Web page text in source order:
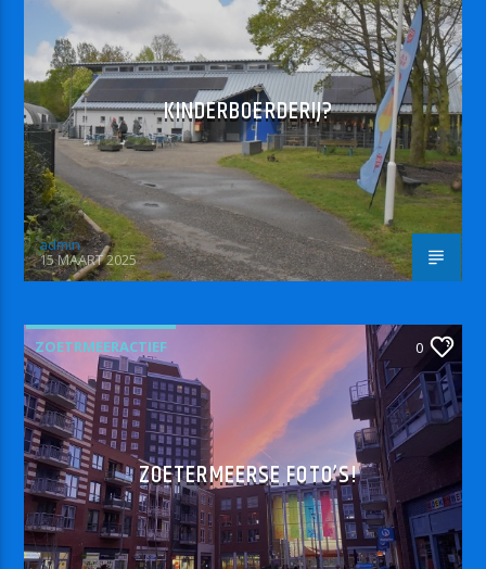
KINDERBOERDERIJ?
admin
15 MAART 2025
ZOETRMEERACTIEF 0
ZOETERMEERSE FOTO’S!